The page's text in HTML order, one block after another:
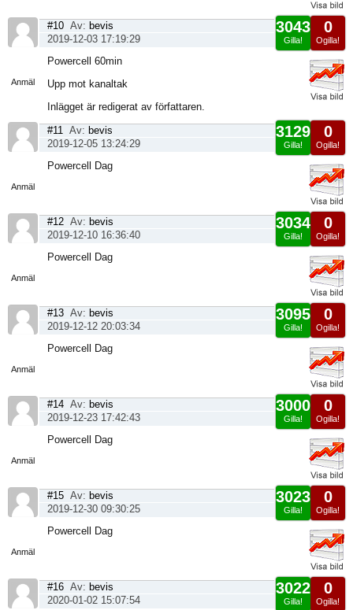
Anmäl
0
Ogilla!
3043
Gilla!
#10 Av: bevis
2019-12-03 17:19:29
Powercell 60min
Upp mot kanaltak
Inlägget är redigerat av författaren.
Anmäl
0
Ogilla!
3129
Gilla!
#11 Av: bevis
2019-12-05 13:24:29
Powercell Dag
Anmäl
0
Ogilla!
3034
Gilla!
#12 Av: bevis
2019-12-10 16:36:40
Powercell Dag
Anmäl
0
Ogilla!
3095
Gilla!
#13 Av: bevis
2019-12-12 20:03:34
Powercell Dag
Anmäl
0
Ogilla!
3000
Gilla!
#14 Av: bevis
2019-12-23 17:42:43
Powercell Dag
Anmäl
0
Ogilla!
3023
Gilla!
#15 Av: bevis
2019-12-30 09:30:25
Powercell Dag
0
Ogilla!
3022
Gilla!
#16 Av: bevis
2020-01-02 15:07:54